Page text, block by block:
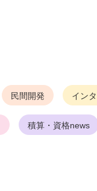
民間開発 イン
積算・資格news